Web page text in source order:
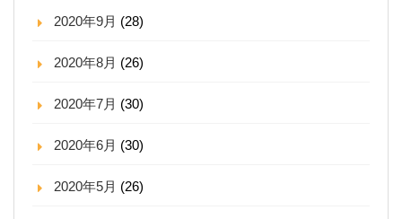
2020年9月 (28)
2020年8月 (26)
2020年7月 (30)
2020年6月 (30)
2020年5月 (26)